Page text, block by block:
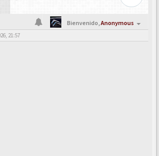
Bienvenido,Anonymous
21:57